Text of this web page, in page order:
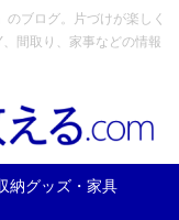
ブログ。片づけが楽しく
間取り、家事などの情報
納グッズ・家具